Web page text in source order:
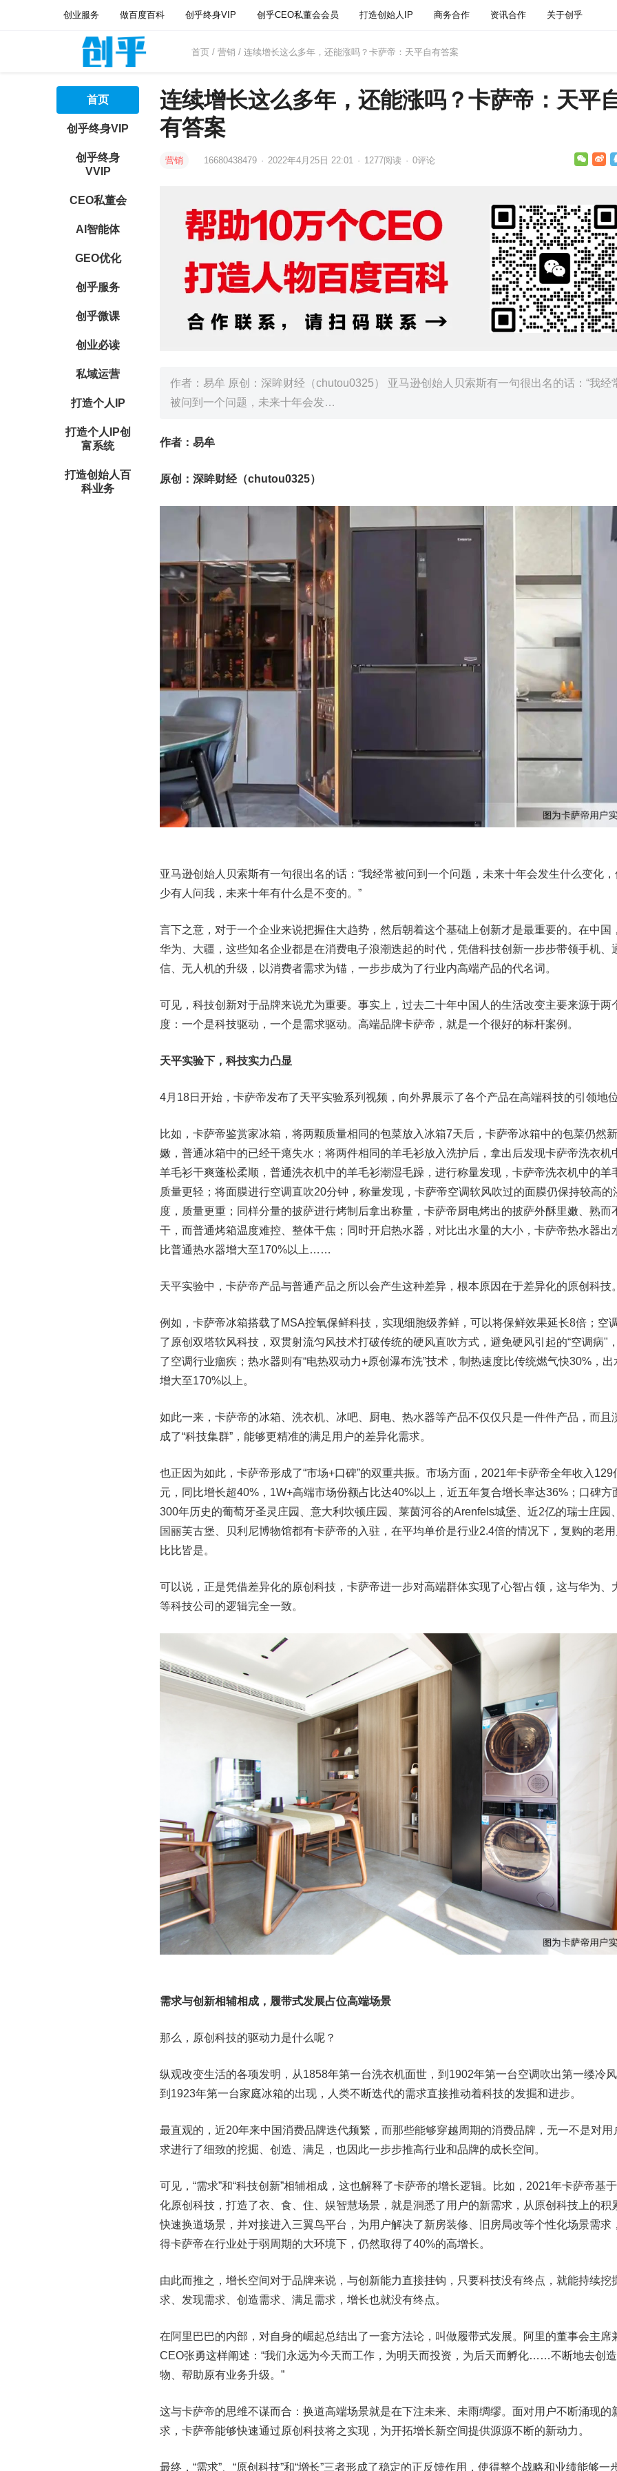
创业服务 做百度百科 创乎终身VIP 创乎CEO私董会会员 打造创始人IP 商务合作 资讯合作 关于创乎
首页/ 营销 / 连续增长这么多年，还能涨吗？卡萨帝：天平自有答案
首页
创乎终身VIP
创乎终身
VVIP
CEO私董会
AI智能体
GEO优化
创乎服务
创乎微课
创业必读
私域运营
打造个人IP
打造个人IP创
富系统
打造创始人百
科业务
连续增长这么多年，还能涨吗？卡萨帝：天平
有答案
营销 16680438479 · 2022年4月25日 22:01 · 1277阅读 · 0评论
作者：易牟 原创：深眸财经（chutou0325） 亚马逊创始人贝索斯有一句很出名的话：“我经
被问到一个问题，未来十年会发…
作者：易牟
原创：深眸财经（chutou0325）
亚马逊创始人贝索斯有一句很出名的话：“我经常被问到一个问题，未来十年会发生什么变化
少有人问我，未来十年有什么是不变的。”
言下之意，对于一个企业来说把握住大趋势，然后朝着这个基础上创新才是最重要的。在中国
华为、大疆，这些知名企业都是在消费电子浪潮迭起的时代，凭借科技创新一步步带领手机、
信、无人机的升级，以消费者需求为锚，一步步成为了行业内高端产品的代名词。
可见，科技创新对于品牌来说尤为重要。事实上，过去二十年中国人的生活改变主要来源于两
度：一个是科技驱动，一个是需求驱动。高端品牌卡萨帝，就是一个很好的标杆案例。
天平实验下，科技实力凸显
4月18日开始，卡萨帝发布了天平实验系列视频，向外界展示了各个产品在高端科技的引领地
比如，卡萨帝鉴赏家冰箱，将两颗质量相同的包菜放入冰箱7天后，卡萨帝冰箱中的包菜仍然
嫩，普通冰箱中的已经干瘪失水；将两件相同的羊毛衫放入洗护后，拿出后发现卡萨帝洗衣机
羊毛衫干爽蓬松柔顺，普通洗衣机中的羊毛衫潮湿毛躁，进行称量发现，卡萨帝洗衣机中的羊
质量更轻；将面膜进行空调直吹20分钟，称量发现，卡萨帝空调软风吹过的面膜仍保持较高的
度，质量更重；同样分量的披萨进行烤制后拿出称量，卡萨帝厨电烤出的披萨外酥里嫩、熟而
干，而普通烤箱温度难控、整体干焦；同时开启热水器，对比出水量的大小，卡萨帝热水器出
比普通热水器增大至170%以上……
天平实验中，卡萨帝产品与普通产品之所以会产生这种差异，根本原因在于差异化的原创科技
例如，卡萨帝冰箱搭载了MSA控氧保鲜科技，实现细胞级养鲜，可以将保鲜效果延长8倍；空
了原创双塔软风科技，双贯射流匀风技术打破传统的硬风直吹方式，避免硬风引起的“空调病"
了空调行业痼疾；热水器则有“电热双动力+原创瀑布洗”技术，制热速度比传统燃气快30%，出
增大至170%以上。
如此一来，卡萨帝的冰箱、洗衣机、冰吧、厨电、热水器等产品不仅仅只是一件件产品，而且
成了“科技集群”，能够更精准的满足用户的差异化需求。
也正因为如此，卡萨帝形成了“市场+口碑”的双重共振。市场方面，2021年卡萨帝全年收入129
元，同比增长超40%，1W+高端市场份额占比达40%以上，近五年复合增长率达36%；口碑方
300年历史的葡萄牙圣灵庄园、意大利坎顿庄园、莱茵河谷的Arenfels城堡、近2亿的瑞士庄园
国丽芙古堡、贝利尼博物馆都有卡萨帝的入驻，在平均单价是行业2.4倍的情况下，复购的老
比比皆是。
可以说，正是凭借差异化的原创科技，卡萨帝进一步对高端群体实现了心智占领，这与华为、
等科技公司的逻辑完全一致。
需求与创新相辅相成，履带式发展占位高端场景
那么，原创科技的驱动力是什么呢？
纵观改变生活的各项发明，从1858年第一台洗衣机面世，到1902年第一台空调吹出第一缕冷
到1923年第一台家庭冰箱的出现，人类不断迭代的需求直接推动着科技的发掘和进步。
最直观的，近20年来中国消费品牌迭代频繁，而那些能够穿越周期的消费品牌，无一不是对用
求进行了细致的挖掘、创造、满足，也因此一步步推高行业和品牌的成长空间。
可见，“需求”和“科技创新”相辅相成，这也解释了卡萨帝的增长逻辑。比如，2021年卡萨帝基
化原创科技，打造了衣、食、住、娱智慧场景，就是洞悉了用户的新需求，从原创科技上的积
快速换道场景，并对接进入三翼鸟平台，为用户解决了新房装修、旧房局改等个性化场景需求
得卡萨帝在行业处于弱周期的大环境下，仍然取得了40%的高增长。
由此而推之，增长空间对于品牌来说，与创新能力直接挂钩，只要科技没有终点，就能持续挖
求、发现需求、创造需求、满足需求，增长也就没有终点。
在阿里巴巴的内部，对自身的崛起总结出了一套方法论，叫做履带式发展。阿里的董事会主席
CEO张勇这样阐述：“我们永远为今天而工作，为明天而投资，为后天而孵化……不断地去创
物、帮助原有业务升级。”
这与卡萨帝的思维不谋而合：换道高端场景就是在下注未来、未雨绸缪。面对用户不断涌现的
求，卡萨帝能够快速通过原创科技将之实现，为开拓增长新空间提供源源不断的新动力。
最终，“需求”、“原创科技”和“增长”三者形成了稳定的正反馈作用，使得整个战略和业绩能够一